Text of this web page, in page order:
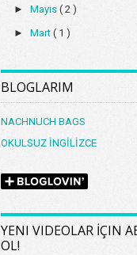
► Mayıs ( 2 )
► Mart ( 1 )
BLOGLARIM
NACHNUCH BAGS
OKULSUZ İNGİLİZCE
YENI VIDEOLAR İÇIN
OL!